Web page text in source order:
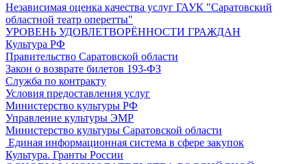
Независимая оценка качества услуг ГАУК "Саратовский
областной театр оперетты"
УРОВЕНЬ УДОВЛЕТВОРЁННОСТИ ГРАЖДАН
Культура РФ
Правительство Саратовской области
Закон о возврате билетов 193-ФЗ
Служба по контракту
Условия предоставления услуг
Министерство культуры РФ
Управление культуры ЭМР
Министерство культуры Саратовской области
Единая информационная система в сфере закупок
Культура. Гранты России